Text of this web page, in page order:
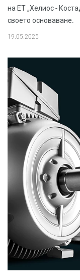
на ЕТ „Хелиос -
своето основаване.
19.05.2025